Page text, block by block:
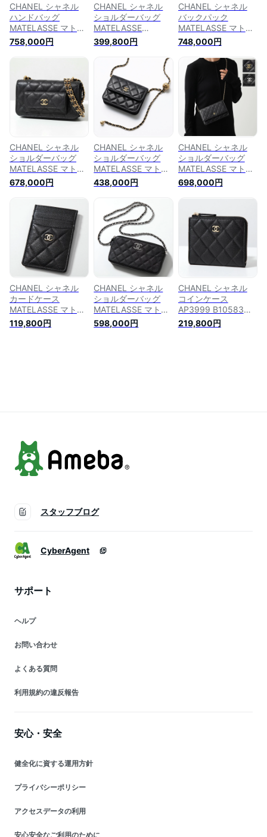
CHANEL シャネル
ハンドバッグ
MATELASSE マトラ
ッセ AP4474
B10583 レディース
ストン チェーン コ
コマーク ロゴ 鞄
C3906
758,000円
CHANEL シャネル
ショルダーバッグ
MATELASSE
AP3259 B10583 レ
ディース ミニ マト
ラッセ チェーンバッ
グ ラムスキン レザ
ー ココマーク ロゴ
鞄 C3906
399,800円
CHANEL シャネル
バックパック
MATELASSE マトラ
ッセ
AP3753B10583 レ
ディース キャビアス
キン レザー ミニリ
ュック ショルダーバ
ッグ ココマーク ロ
ゴ 鞄 C3906
748,000円
CHANEL シャネル
ショルダーバッグ
MATELASSE マトラ
ッセ AP3465
B13649 レディース
キャビアスキン ココ
マーク ロゴ 鞄
94305
678,000円
CHANEL シャネル
ショルダーバッグ
MATELASSE マトラ
ッセ AP1628
B02916 レディース
レザー チェーン ポ
シェット ココマーク
ロゴ 鞄 94305
438,000円
CHANEL シャネル
ショルダーバッグ
MATELASSE マトラ
ッセ AP0250
Y01864 Y01588
クラシック チェーン
ウォレット キャビア
スキン ココマーク
ロゴ 鞄 カラー2色
698,000円
CHANEL シャネル
カードケース
MATELASSE マトラ
ッセ AP3595
B10583 レディース
119,800円
CHANEL シャネル
ショルダーバッグ
MATELASSE マトラ
ッセ AP3837
B15620 レディース
598,000円
CHANEL シャネル
コインケース
AP3999 B10583
MATELASSE マトラ
ッセ レディース キ
219,800円
スタッフブログ
CyberAgent
サポート
ヘルプ
お問い合わせ
よくある質問
利用規約の違反報告
安心・安全
健全化に資する運用方針
プライバシーポリシー
アクセスデータの利用
安心安全なご利用のために